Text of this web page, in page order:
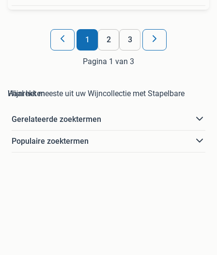
1 2 3
Pagina 1 van 3
Haal het meeste uit uw Wijncollectie met Stapelbare Wijnrekken
Gerelateerde zoektermen
Populaire zoektermen